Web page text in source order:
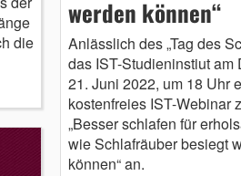
die
werden können“
Anlässlich des „Tag des
das IST-Studieninstiut am
21. Juni 2022, um 18 Uhr
kostenfreies IST-Webinar
„Besser schlafen für
wie Schlafräuber besiegt
können“ an.